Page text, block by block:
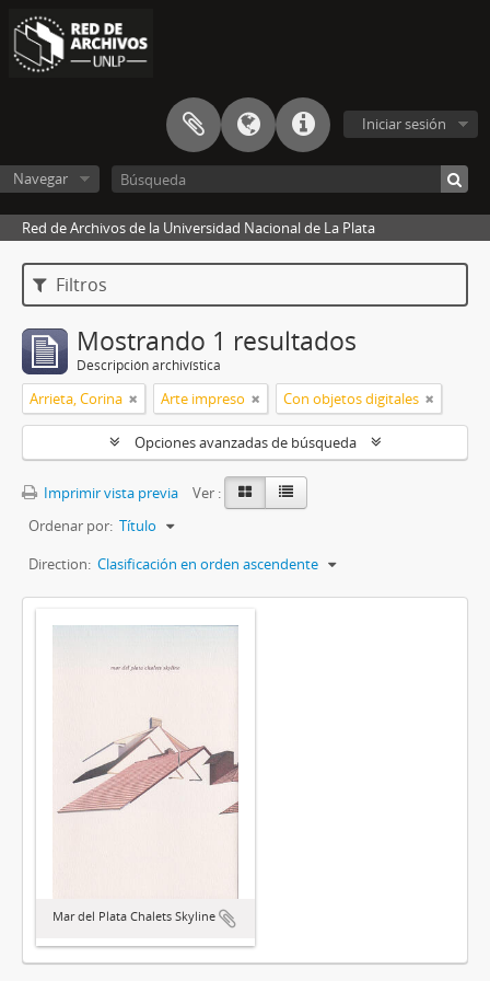
Iniciar sesión
Navegar
Red de Archivos de la Universidad Nacional de La Plata
Filtros
Mostrando 1 resultados
Descripción archivística
Arrieta, Corina Arte impreso Con objetos digitales
Opciones avanzadas de búsqueda
Imprimir vista previa
Ver :
Ordenar por: Título
Direction: Clasificación en orden ascendente
Mar del Plata Chalets Skyline